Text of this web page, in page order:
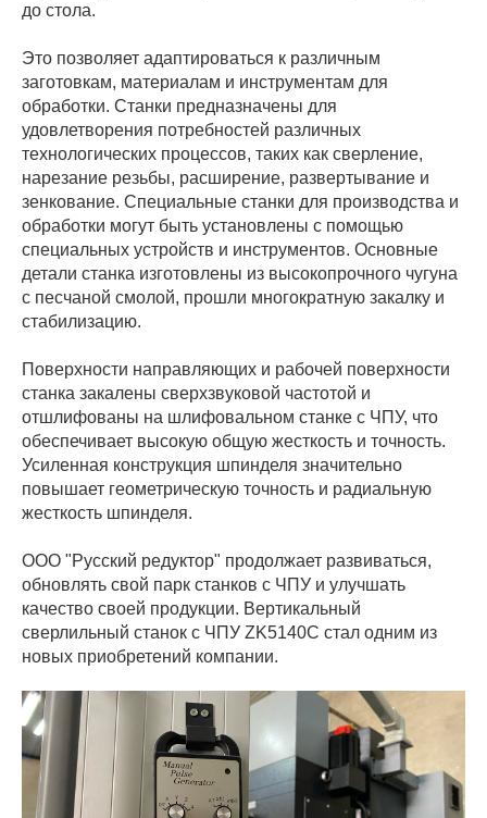
до стола.
Это позволяет адаптироваться к различным
заготовкам, материалам и инструментам для
обработки. Станки предназначены для
удовлетворения потребностей различных
технологических процессов, таких как сверление,
нарезание резьбы, расширение, развертывание и
зенкование. Специальные станки для производства и
обработки могут быть установлены с помощью
специальных устройств и инструментов. Основные
детали станка изготовлены из высокопрочного чугуна
с песчаной смолой, прошли многократную закалку и
стабилизацию.
Поверхности направляющих и рабочей поверхности
станка закалены сверхзвуковой частотой и
отшлифованы на шлифовальном станке с ЧПУ, что
обеспечивает высокую общую жесткость и точность.
Усиленная конструкция шпинделя значительно
повышает геометрическую точность и радиальную
жесткость шпинделя.
ООО "Русский редуктор" продолжает развиваться,
обновлять свой парк станков с ЧПУ и улучшать
качество своей продукции. Вертикальный
сверлильный станок с ЧПУ ZK5140C стал одним из
новых приобретений компании.